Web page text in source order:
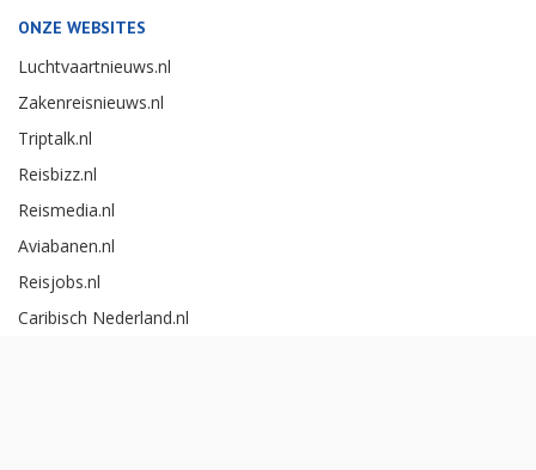
ONZE WEBSITES
Luchtvaartnieuws.nl
Zakenreisnieuws.nl
Triptalk.nl
Reisbizz.nl
Reismedia.nl
Aviabanen.nl
Reisjobs.nl
Caribisch Nederland.nl